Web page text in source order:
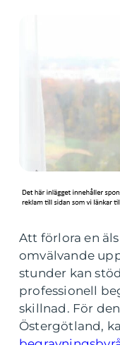
Att förlora en
omvälvande
stunder kan
professionell
skillnad. För
Östergötland,